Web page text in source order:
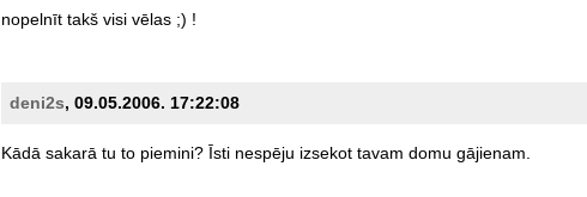
nopelnīt takš visi vēlas ;) !
deni2s, 09.05.2006. 17:22:08
Kādā sakarā tu to piemini? Īsti nespēju izsekot tavam domu gājienam.